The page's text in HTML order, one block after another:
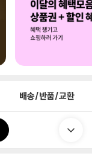
배송/반품/교환